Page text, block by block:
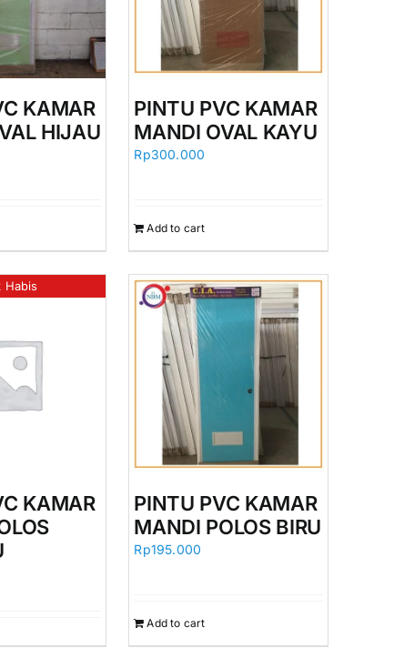
KAMAR
HIJAU
PINTU PVC KAMAR
MANDI OVAL KAYU
Rp300.000
Add to cart
Habis
KAMAR
PINTU PVC KAMAR
MANDI POLOS BIRU
Rp195.000
Add to cart